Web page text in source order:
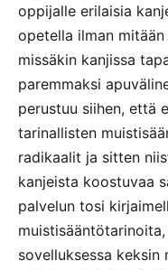
oppijalle erilaisia
opetella ilman
missäkin kanjissa
paremmaksi
perustuu siihen, että
tarinallisten
radikaalit ja sitten
kanjeista koostuvaa
palvelun tosi
sovelluksessa